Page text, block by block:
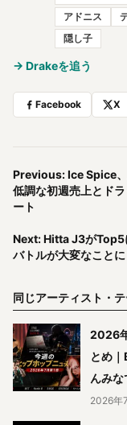
アドニス
隠し子
→ Drakeを追う
Facebook X
Previous: Ice Spice
低調な初週売上とド
ート
Next: Hitta J3がTop5
バトルが大変なことに
同じアーティスト・
2026
とめ
んみ
2026年